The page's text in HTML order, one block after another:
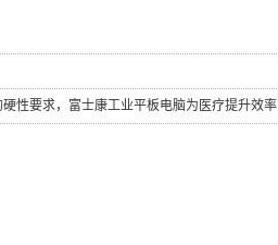
性要求，富士康工业平板电脑为医疗提升效率